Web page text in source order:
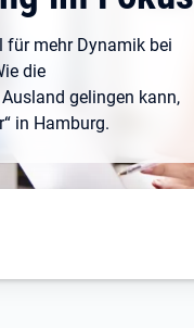
für mehr Dynamik bei
die
gelingen kann,
in Hamburg.